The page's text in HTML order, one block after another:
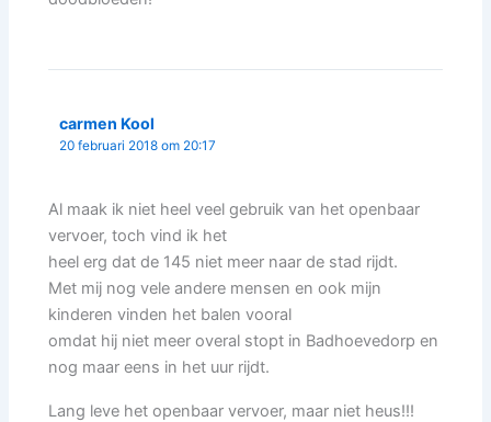
carmen Kool
20 februari 2018 om 20:17
Al maak ik niet heel veel gebruik van het openbaar
vervoer, toch vind ik het
heel erg dat de 145 niet meer naar de stad rijdt.
Met mij nog vele andere mensen en ook mijn
kinderen vinden het balen vooral
omdat hij niet meer overal stopt in Badhoevedorp en
nog maar eens in het uur rijdt.
Lang leve het openbaar vervoer, maar niet heus!!!